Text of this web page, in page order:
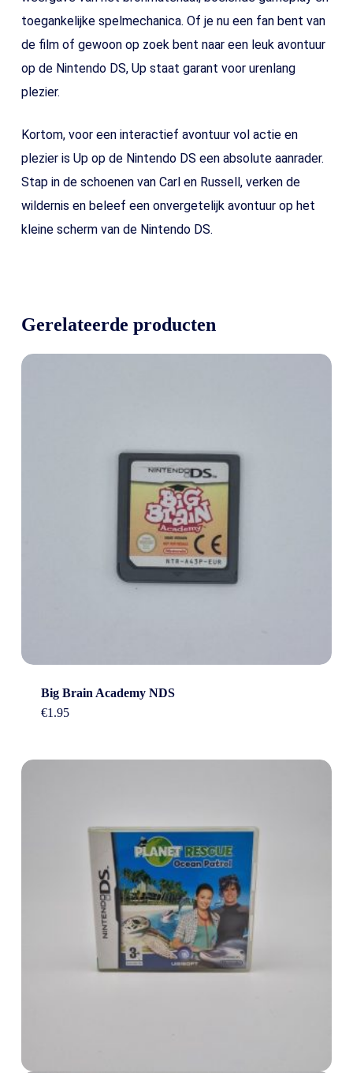
toegankelijke spelmechanica. Of je nu een fan bent van
de film of gewoon op zoek bent naar een leuk avontuur
op de Nintendo DS, Up staat garant voor urenlang
plezier.
Kortom, voor een interactief avontuur vol actie en
plezier is Up op de Nintendo DS een absolute aanrader.
Stap in de schoenen van Carl en Russell, verken de
wildernis en beleef een onvergetelijk avontuur op het
kleine scherm van de Nintendo DS.
Gerelateerde producten
Big Brain Academy NDS
€1.95